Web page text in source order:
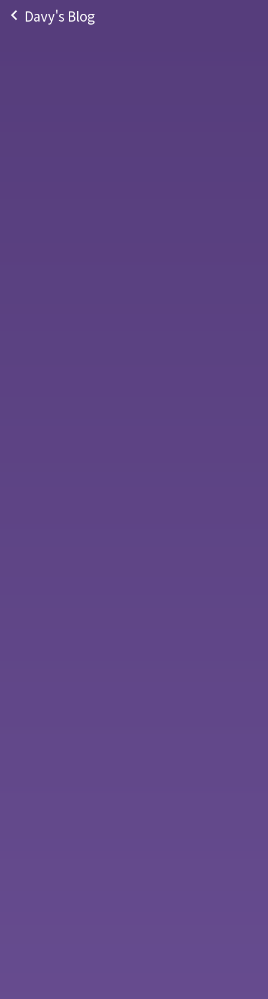
navigate_before Davy's Blog